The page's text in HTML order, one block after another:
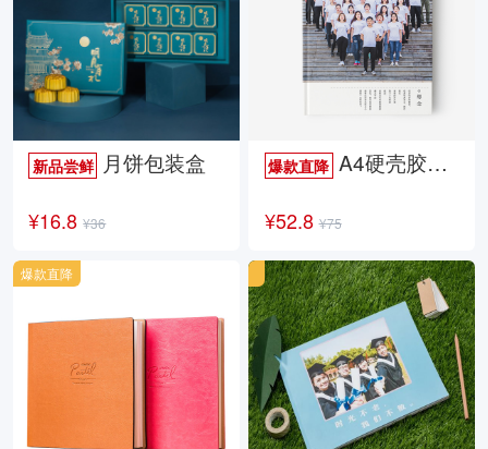
新品尝鲜 月饼包装盒
¥16.8 ¥36
爆款直降A4硬壳胶装照片书34p哑膜
¥52.8 ¥75
爆款直降